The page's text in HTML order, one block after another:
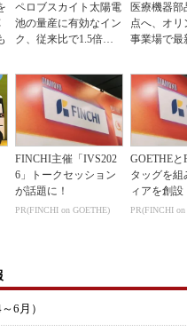
ペロブスカイト太陽電
池の量産に有効なイン
ク、従来比で1.5倍の
医療機器
点へ、オリ
事業場で最
FINCHI主催「IVS202
6」トークセッション
が話題に！
PR(FINCHI on GOETHE)
GOETHE
タッグを組
ィアを創設
PR(FINCHI on
6月）